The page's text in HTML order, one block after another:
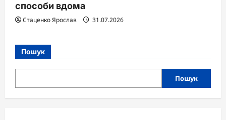
способи вдома
Стаценко Ярослав 31.07.2026
Пошук
Пошук